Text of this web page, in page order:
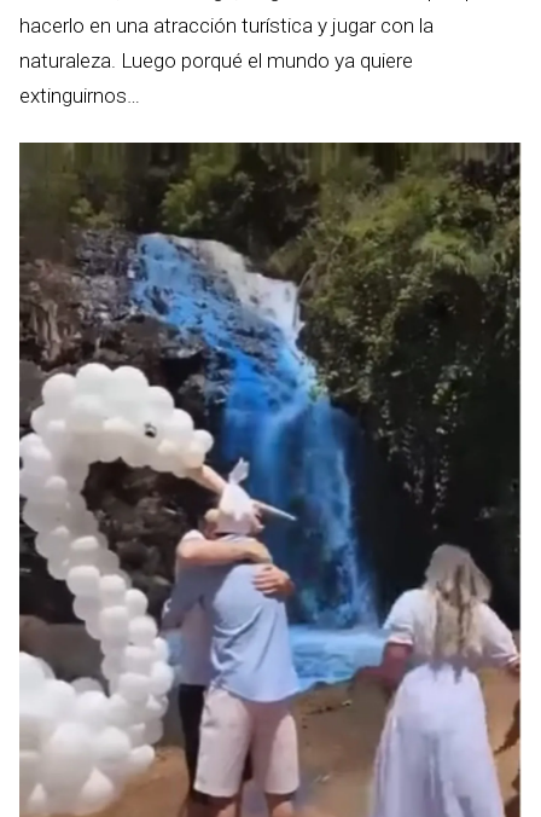
hacerlo en una atracción turística y jugar con la
naturaleza. Luego porqué el mundo ya quiere
extinguirnos…